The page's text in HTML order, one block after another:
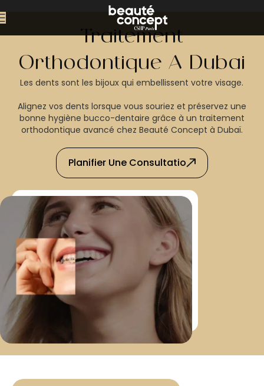
Traitement
Orthodontique À Dubaï
Les dents sont les bijoux qui embellissent votre visage.
Alignez vos dents lorsque vous souriez et préservez une
bonne hygiène bucco-dentaire grâce à un traitement
orthodontique avancé chez Beauté Concept à Dubaï.
Planifier Une Consultatio